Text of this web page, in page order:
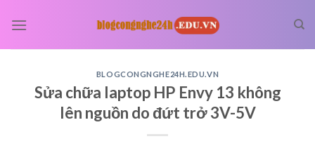
BLOGCONGNGHE24H.EDU.VN
Sửa chữa laptop HP Envy 13 không
lên nguồn do đứt trở 3V-5V